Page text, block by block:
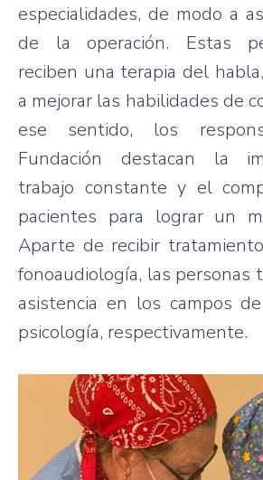
especialidades, de modo a
de la operación. Estas
reciben una terapia del
a mejorar las habilidades de
ese sentido, los
Fundación destacan la
trabajo constante y el
pacientes para lograr un
Aparte de recibir
fonoaudiología, las personas
asistencia en los campos
psicología, respectivamente.